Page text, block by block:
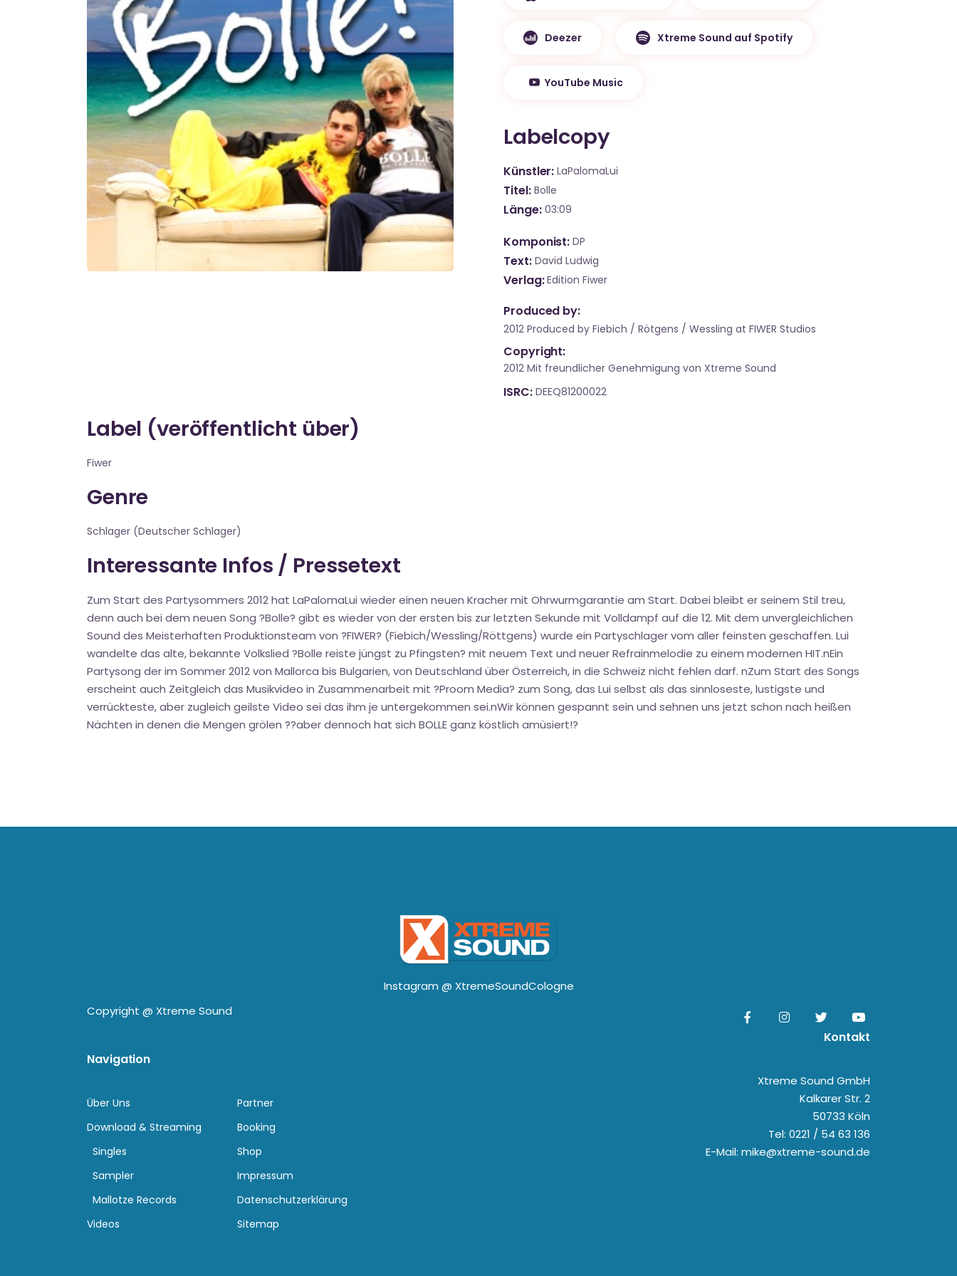
Deezer Xtreme Sound auf Spotify
YouTube Music
Labelcopy
Künstler LaPalomaLui
Titel Bolle
Länge 03:09
Komponist DP
Text David Ludwig
Verlag Edition Fiwer
Produced by:
2012 Produced by Fiebich / Rötgens / Wessling at FIWER Studios
Copyright:
2012 Mit freundlicher Genehmigung von Xtreme Sound
ISRC DEEQ81200022
Label (veröffentlicht über)
Fiwer
Genre
Schlager (Deutscher Schlager)
Interessante Infos / Pressetext
Zum Start des Partysommers 2012 hat LaPalomaLui wieder einen neuen Kracher mit Ohrwurmgarantie am Start. Dabei bleibt er seinem Stil treu,
denn auch bei dem neuen Song ?Bolle? gibt es wieder von der ersten bis zur letzten Sekunde mit Volldampf auf die 12. Mit dem unvergleichlichen
Sound des Meisterhaften Produktionsteam von ?FIWER? (Fiebich/Wessling/Röttgens) wurde ein Partyschlager vom aller feinsten geschaffen. Lui
wandelte das alte, bekannte Volkslied ?Bolle reiste jüngst zu Pfingsten? mit neuem Text und neuer Refrainmelodie zu einem modernen HIT.nEin
Partysong der im Sommer 2012 von Mallorca bis Bulgarien, von Deutschland über Österreich, in die Schweiz nicht fehlen darf. nZum Start des Songs
erscheint auch Zeitgleich das Musikvideo in Zusammenarbeit mit ?Proom Media? zum Song, das Lui selbst als das sinnloseste, lustigste und
verrückteste, aber zugleich geilste Video sei das ihm je untergekommen sei.nWir können gespannt sein und sehnen uns jetzt schon nach heißen
Nächten in denen die Mengen grölen ??aber dennoch hat sich BOLLE ganz köstlich amüsiert!?
Instagram @ XtremeSoundCologne
Copyright @ Xtreme Sound
Navigation
Über Uns
Download & Streaming
Singles
Sampler
Mallotze Records
Videos
Partner
Booking
Shop
Impressum
Datenschutzerklärung
Sitemap
Kontakt
Xtreme Sound GmbH
Kalkarer Str. 2
50733 Köln
Tel: 0221 / 54 63 136
E-Mail: mike@xtreme-sound.de